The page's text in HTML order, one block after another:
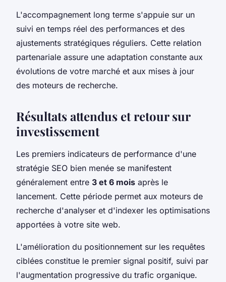
L'accompagnement long terme s'appuie sur un
suivi en temps réel des performances et des
ajustements stratégiques réguliers. Cette relation
partenariale assure une adaptation constante aux
évolutions de votre marché et aux mises à jour
des moteurs de recherche.
Résultats attendus et retour sur
investissement
Les premiers indicateurs de performance d'une
stratégie SEO bien menée se manifestent
généralement entre 3 et 6 mois après le
lancement. Cette période permet aux moteurs de
recherche d'analyser et d'indexer les optimisations
apportées à votre site web.
L'amélioration du positionnement sur les requêtes
ciblées constitue le premier signal positif, suivi par
l'augmentation progressive du trafic organique.